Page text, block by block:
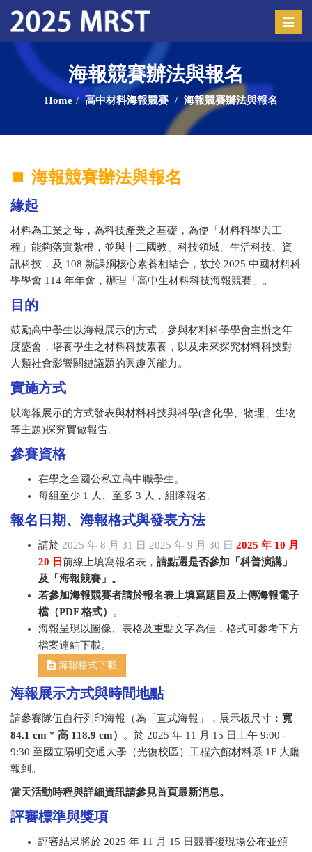
Toggle
海報競賽辦法與報名
Home ⾼中材料海報競賽 海報競賽辦法與報名
海報競賽辦法與報名
緣起
材料為工業之母，為科技產業之基礎，為使「材料科學與工
程」能夠落實紮根，並與十二國教、科技領域、生活科技、資
訊科技，及 108 新課綱核心素養相結合，故於 2025 中國材料科
學學會 114 年年會，辦理「高中生材料科技海報競賽」。
目的
鼓勵高中學生以海報展示的方式，參與材料科學學會主辦之年
度盛會，培養學生之材料科技素養，以及未來探究材料科技對
人類社會影響關鍵議題的興趣與能力。
實施方式
以海報展示的方式發表與材料科技與科學(含化學、物理、生物
等主題)探究實做報告。
參賽資格
在學之全國公私立高中職學生。
每組至少 1 人、至多 3 人，組隊報名。
報名日期、海報格式與發表方法
請於 2025 年 8 月 31 日 2025 年 9 月 30 日 2025 年 10 月
20 日前線上填寫報名表， 請點選是否參加「科普演講」
及「海報競賽」。
若參加海報競賽者請於報名表上填寫題目 及
上傳海報電子
檔（PDF 格式）
。
海報呈現以圖像、表格及重點文字為佳，格式可參考下方
檔案連結下載。
海報格式下載
海報展示方式與時間地點
請參賽隊伍自行列印海報（為「直式海報」，展示板尺寸： 寬
84.1 cm * 高 118.9 cm）
。於 2025 年 11 月 15 日上午 9:00 -
9:30 至國立陽明交通大學（光復校區）工程六館材料系 1F 大廳
報到。
當天活動時程與詳細資訊請參見首頁最新消息。
評審標準與獎項
評審結果將於 2025 年 11 月 15 日競賽後現場公布並頒